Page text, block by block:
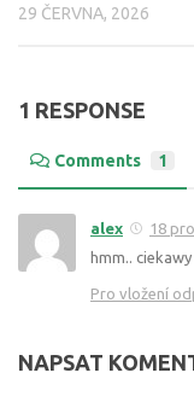
29 ČERVNA, 2026
1 RESPONSE
Comments 1
alex
18
hmm..
Pro vložení
NAPSAT